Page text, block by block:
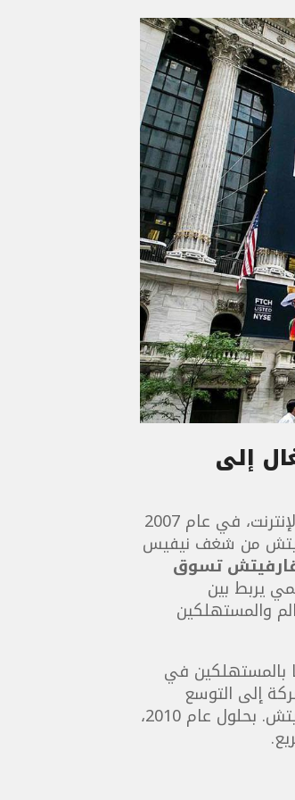
إلى
بدأت قصة فارفيتش، المنصة الرائدة في عالم التسوق الفاخر عبر الإنترنت، في عام 2007
من شغف نيفيس
تسوق
يربط بين
والمستهلكين
بالمستهلكين في
إلى التوسع
أصبح أكثر سهولة ووصولًا بفضل فارفيتش. بحلول عام 2010،